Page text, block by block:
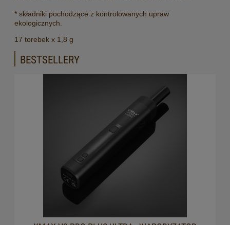
* składniki pochodzące z kontrolowanych upraw
ekologicznych.
17 torebek x 1,8 g
BESTSELLERY